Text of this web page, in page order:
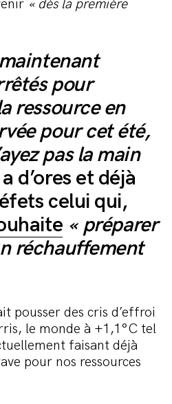
« dès la première
pour
ressource en
pour cet été,
pas la main
d’ores et déjà
celui qui,
« préparer
réchauffement
pousser des cris d’effroi
le monde à +1,1°C tel
faisant déjà
pour nos ressources